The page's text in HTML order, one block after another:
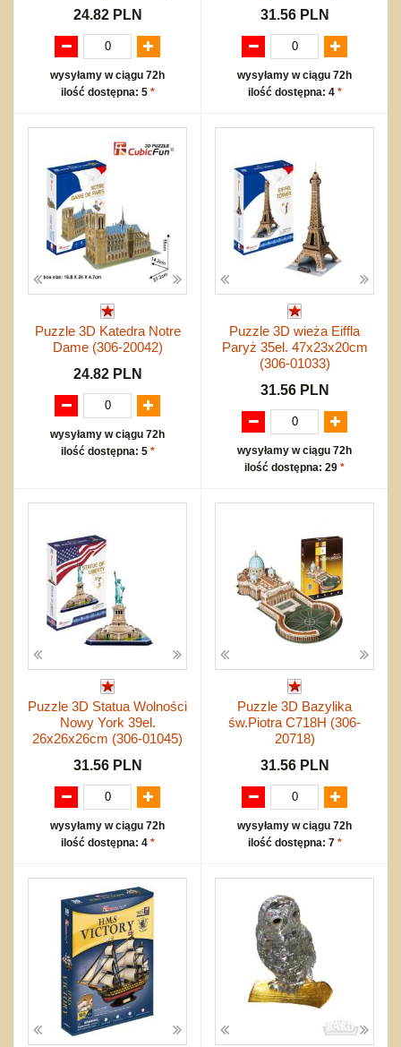
24.82 PLN
wysyłamy w ciągu 72h
ilość dostępna: 5 *
31.56 PLN
wysyłamy w ciągu 72h
ilość dostępna: 4 *
Puzzle 3D Katedra Notre
Dame (306-20042)
24.82 PLN
wysyłamy w ciągu 72h
ilość dostępna: 5 *
Puzzle 3D wieża Eiffla
Paryż 35el. 47x23x20cm
(306-01033)
31.56 PLN
wysyłamy w ciągu 72h
ilość dostępna: 29 *
Puzzle 3D Statua Wolności
Nowy York 39el.
26x26x26cm (306-01045)
31.56 PLN
wysyłamy w ciągu 72h
ilość dostępna: 4 *
Puzzle 3D Bazylika
św.Piotra C718H (306-
20718)
31.56 PLN
wysyłamy w ciągu 72h
ilość dostępna: 7 *